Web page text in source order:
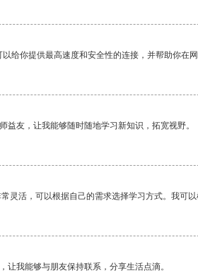
给你提供最高速度和安全性的连接，并帮助你在网
益友，让我能够随时随地学习新知识，拓宽视野。
灵活，可以根据自己的需求选择学习方式。我可以
让我能够与朋友保持联系，分享生活点滴。